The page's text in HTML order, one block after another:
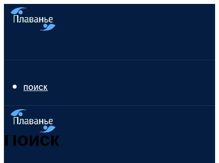
ПОИСК
Поиск